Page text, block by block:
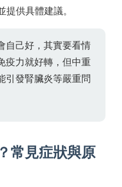
提供具體建議。
自己好，其實要看情
疫力就好轉，但中重
引發腎臟炎等嚴重問
常見症狀與原